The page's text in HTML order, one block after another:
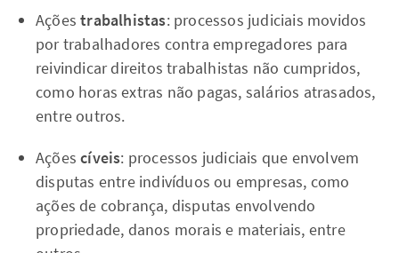
Açõestrabalhistas: processos judiciais movidos
por trabalhadores contra empregadores para
reivindicar direitos trabalhistas não cumpridos,
como horas extras não pagas, salários atrasados,
entre outros.
Açõescíveis: processos judiciais que envolvem
disputas entre indivíduos ou empresas, como
ações de cobrança, disputas envolvendo
propriedade, danos morais e materiais, entre